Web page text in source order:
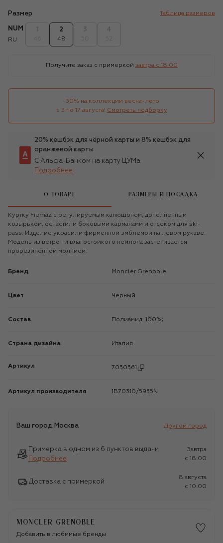
Размер Таблица размеров
NUM
RU
2
48
Получите заказ с примеркой завтра c 18:00
-30% на коллекции весна-лето
с 3 по 17 августа! Смотреть подборку
20% кешбэк для чёрной карты и 8% кешбэк для
оранжевой карты
С Альфа-Банком на карту ЦУМа
Подробнее
О ТОВАРЕ РАЗМЕРЫ И ПОСАДКА
Куртку Fiernaz с регулируемым капюшоном, дополненным
козырьком, оснастили боковыми карманами и отсеком для ski-
pass. Изделие украсили фирменной эмблемой на левом рукаве.
Модель из ветро- и влагостойкого нейлона застегивается
прорезиненной молнией.
Бренд Moncler Grenoble
Цвет Черный
Состав Полиамид: 100%;
Страна дизайна Италия
Артикул 7030361
Артикул производителя 1B70310/5955N
Ваш город Москва Другой город
Примерка в одном из 6 пунктов выдачи
Подробнее
Завтра
c 18:00
Доставка с примеркой
8 августа
c 10:00
MONCLER GRENOBLE
Добавить в любимые бренды